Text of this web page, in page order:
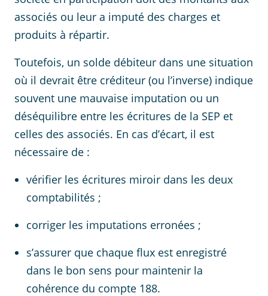
associés ou leur a imputé des charges et
produits à répartir.
Toutefois, un solde débiteur dans une situation
où il devrait être créditeur (ou l’inverse) indique
souvent une mauvaise imputation ou un
déséquilibre entre les écritures de la SEP et
celles des associés. En cas d’écart, il est
nécessaire de :
vérifier les écritures miroir dans les deux
comptabilités ;
corriger les imputations erronées ;
s’assurer que chaque flux est enregistré
dans le bon sens pour maintenir la
cohérence du compte 188.